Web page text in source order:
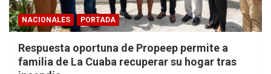
NACIONALES PORTADA
Respuesta oportuna de Propeep permite a
familia de La Cuaba recuperar su hogar tras